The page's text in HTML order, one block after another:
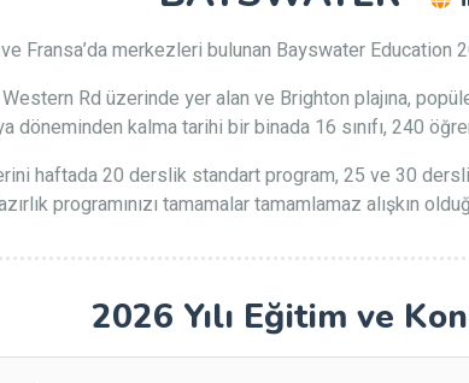
Fransa’da merkezleri bulunan Bayswater Education
Rd üzerinde yer alan ve Brighton plajına,
döneminden kalma tarihi bir binada 16 sınıfı, 240
haftada 20 derslik standart program, 25 ve 30
programınızı tamamalar tamamlamaz alışkın
2026 Yılı Eğitim ve